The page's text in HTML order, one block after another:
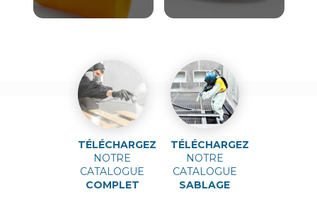
TÉLÉCHARGEZ
NOTRE
CATALOGUE
COMPLET
TÉLÉCHARGEZ
NOTRE
CATALOGUE
SABLAGE